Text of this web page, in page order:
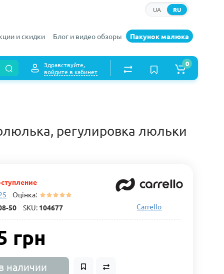
RU
UA
и скидки Блог и видео обзоры Пакунок малюка
Здравствуйте,
войдите в кабинет
0
регулировка люльки
Оцінка:
50 SKU: 104677 Carrello
грн
наличии